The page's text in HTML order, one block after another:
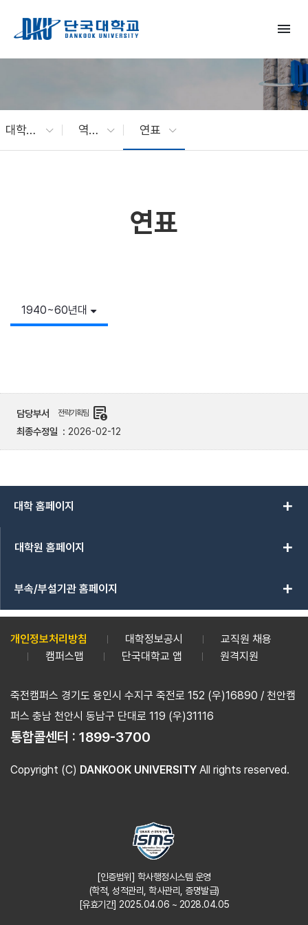
menu
대학소개 역사 · 상징 연표
연표
1940~60년대
담당부서 전략기획팀 demography
최종수정일 2026-02-12
대학 홈페이지 add
대학원 홈페이지 add
부속/부설기관 홈페이지 add
개인정보처리방침 대학정보공시
교직원 채용
캠퍼스맵
단국대학교 앱 원격지원
죽전캠퍼스 경기도 용인시 수지구 죽전로 152 (우)16890 / 천안캠
퍼스 충남 천안시 동남구 단대로 119 (우)31116
통합콜센터 : 1899-3700
Copyright (C) DANKOOK UNIVERSITY All rights reserved.
[인증범위] 학사행정시스템 운영
(학적, 성적관리, 학사관리, 증명발급)
[유효기간] 2025.04.06 ~ 2028.04.05